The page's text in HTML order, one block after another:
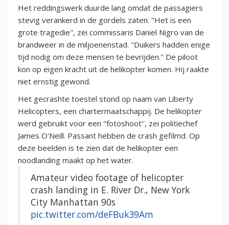
Het reddingswerk duurde lang omdat de passagiers
stevig verankerd in de gordels zaten. "Het is een
grote tragedie'', zei commissaris Daniel Nigro van de
brandweer in de miljoenenstad. "Duikers hadden enige
tijd nodig om deze mensen te bevrijden.'' De piloot
kon op eigen kracht uit de helikopter komen. Hij raakte
niet ernstig gewond.
Het gecrashte toestel stond op naam van Liberty
Helicopters, een chartermaatschappij. De helikopter
werd gebruikt voor een "fotoshoot'', zei politiechef
James O'Neill. Passant hebben de crash gefilmd. Op
deze beelden is te zien dat de helikopter een
noodlanding maakt op het water.
Amateur video footage of helicopter
crash landing in E. River Dr., New York
City Manhattan 90s
pic.twitter.com/deFBuk39Am